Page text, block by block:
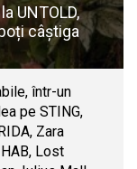
UNTOLD,
câștiga
într-un
pe STING,
Zara
Lost